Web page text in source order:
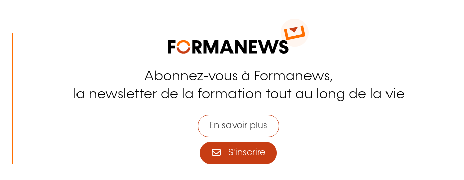
Abonnez-vous à Formanews,
la newsletter de la formation tout au long de la vie
En savoir plus
S'inscrire